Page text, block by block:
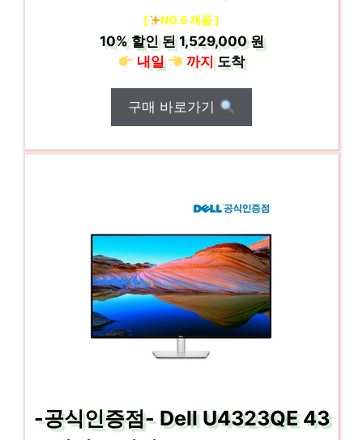
[ NO.6 제품 ]
10%할인 된1,529,000 원
내일
까지도착
구매 바로가기
-공식인증점- Dell U4323QE 43